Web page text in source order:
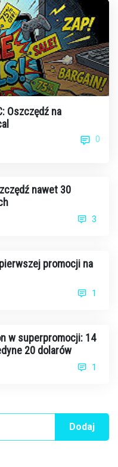
Oszczędź na
0
nawet 30
3
promocji na
1
w superpromocji: 14
20 dolarów
1
Dodaj